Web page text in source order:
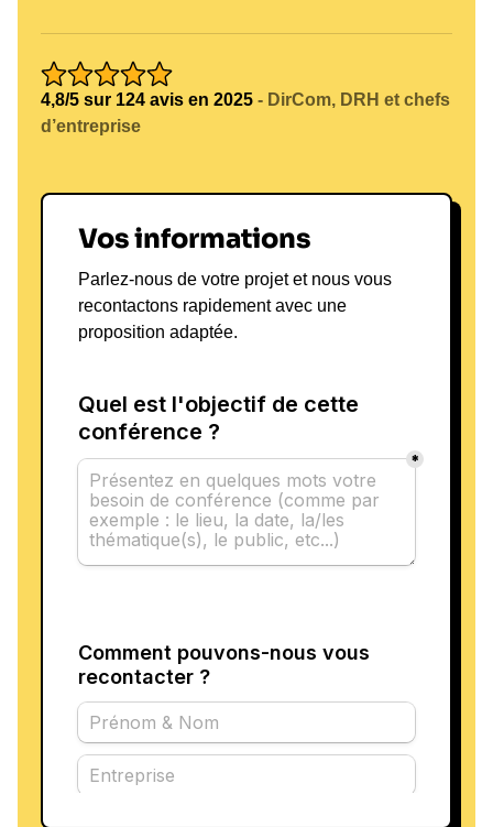
4,8/5 sur 124 avis en 2025 - DirCom, DRH et chefs
d’entreprise
Vos informations
Parlez-nous de votre projet et nous vous
recontactons rapidement avec une
proposition adaptée.